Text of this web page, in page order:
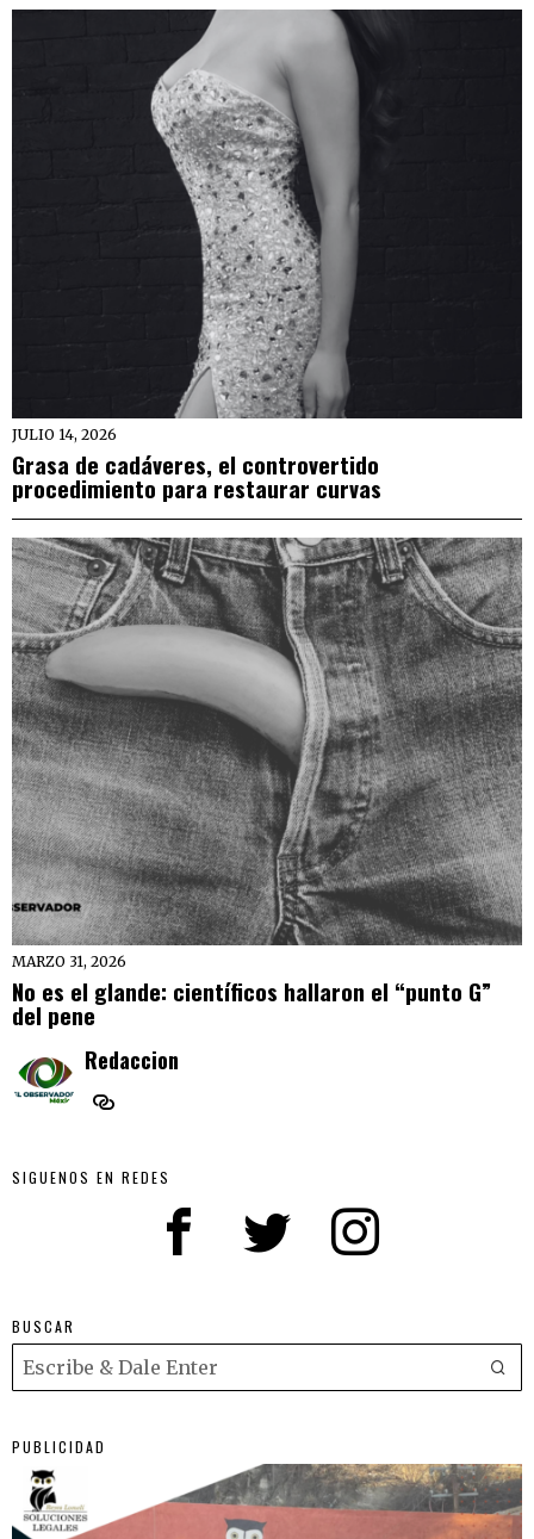
JULIO 14, 2026
Grasa de cadáveres, el controvertido
procedimiento para restaurar curvas
MARZO 31, 2026
No es el glande: científicos hallaron el “punto G”
del pene
Redaccion
SIGUENOS EN REDES
BUSCAR
PUBLICIDAD